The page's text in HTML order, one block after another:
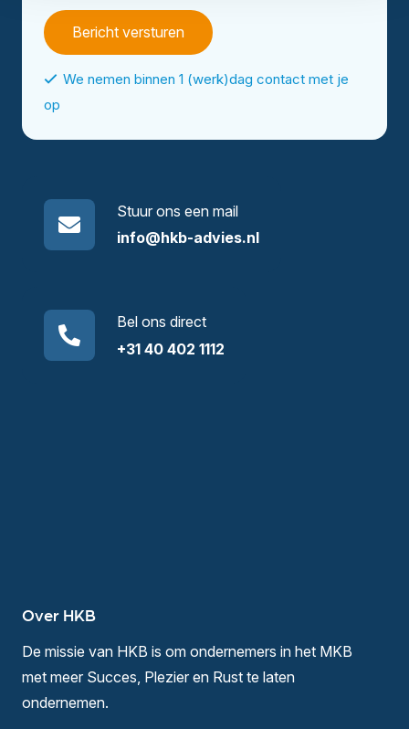
We nemen binnen 1 (werk)dag contact met je
op
Stuur ons een mail
info@hkb-advies.nl
Bel ons direct
+31 40 402 1112
Over HKB
De missie van HKB is om ondernemers in het MKB
met meer Succes, Plezier en Rust te laten
ondernemen.